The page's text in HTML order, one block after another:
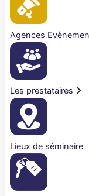
Agences
Les prestataires
Lieux de séminaire